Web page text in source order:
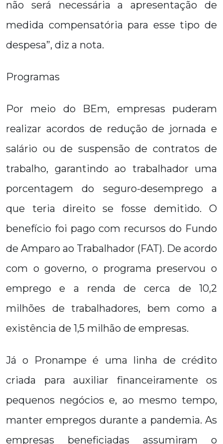
não será necessária a apresentação de
medida compensatória para esse tipo de
despesa”, diz a nota.
Programas
Por meio do BEm, empresas puderam
realizar acordos de redução de jornada e
salário ou de suspensão de contratos de
trabalho, garantindo ao trabalhador uma
porcentagem do seguro-desemprego a
que teria direito se fosse demitido. O
benefício foi pago com recursos do Fundo
de Amparo ao Trabalhador (FAT). De acordo
com o governo, o programa preservou o
emprego e a renda de cerca de 10,2
milhões de trabalhadores, bem como a
existência de 1,5 milhão de empresas.
Já o Pronampe é uma linha de crédito
criada para auxiliar financeiramente os
pequenos negócios e, ao mesmo tempo,
manter empregos durante a pandemia. As
empresas beneficiadas assumiram o